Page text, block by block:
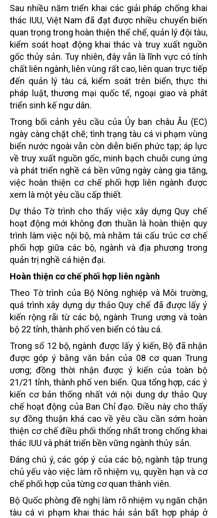
Sau nhiều năm triển khai các giải pháp chống khai
thác IUU, Việt Nam đã đạt được nhiều chuyển biến
quan trọng trong hoàn thiện thể chế, quản lý đội tàu,
kiểm soát hoạt động khai thác và truy xuất nguồn
gốc thủy sản. Tuy nhiên, đây vẫn là lĩnh vực có tính
chất liên ngành, liên vùng rất cao, liên quan trực tiếp
đến quản lý tàu cá, kiểm soát trên biển, thực thi
pháp luật, thương mại quốc tế, ngoại giao và phát
triển sinh kế ngư dân.
Trong bối cảnh yêu cầu của Ủy ban châu Âu (EC)
ngày càng chặt chẽ; tình trạng tàu cá vi phạm vùng
biển nước ngoài vẫn còn diễn biến phức tạp; áp lực
về truy xuất nguồn gốc, minh bạch chuỗi cung ứng
và phát triển nghề cá bền vững ngày càng gia tăng,
việc hoàn thiện cơ chế phối hợp liên ngành được
xem là một yêu cầu cấp thiết.
Dự thảo Tờ trình cho thấy việc xây dựng Quy chế
hoạt động mới không đơn thuần là hoàn thiện quy
trình làm việc nội bộ, mà nhằm tái cấu trúc cơ chế
phối hợp giữa các bộ, ngành và địa phương trong
quản trị nghề cá hiện đại.
Hoàn thiện cơ chế phối hợp liên ngành
Theo Tờ trình của Bộ Nông nghiệp và Môi trường,
quá trình xây dựng dự thảo Quy chế đã được lấy ý
kiến rộng rãi từ các bộ, ngành Trung ương và toàn
bộ 22 tỉnh, thành phố ven biển có tàu cá.
Trong số 12 bộ, ngành được lấy ý kiến, Bộ đã nhận
được góp ý bằng văn bản của 08 cơ quan Trung
ương; đồng thời nhận được ý kiến của toàn bộ
21/21 tỉnh, thành phố ven biển. Qua tổng hợp, các ý
kiến cơ bản thống nhất với nội dung dự thảo Quy
chế hoạt động của Ban Chỉ đạo. Điều này cho thấy
sự đồng thuận khá cao về yêu cầu cần sớm hoàn
thiện cơ chế điều phối thống nhất trong chống khai
thác IUU và phát triển bền vững ngành thủy sản.
Đáng chú ý, các góp ý của các bộ, ngành tập trung
chủ yếu vào việc làm rõ nhiệm vụ, quyền hạn và cơ
chế phối hợp của từng cơ quan thành viên.
Bộ Quốc phòng đề nghị làm rõ nhiệm vụ ngăn chặn
tàu cá vi phạm khai thác hải sản bất hợp pháp ở